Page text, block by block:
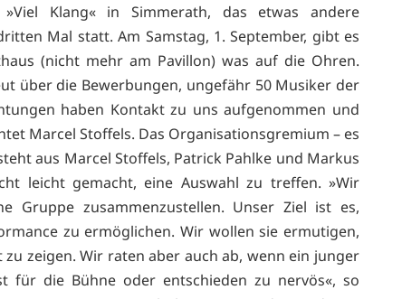
Klang« in Simmerath, das etwas andere
Mal statt. Am Samstag, 1. September, gibt es
(nicht mehr am Pavillon) was auf die Ohren.
über die Bewerbungen, ungefähr 50 Musiker der
haben Kontakt zu uns aufgenommen und
Marcel Stoffels. Das Organisationsgremium – es
aus Marcel Stoffels, Patrick Pahlke und Markus
leicht gemacht, eine Auswahl zu treffen. »Wir
Gruppe zusammenzustellen. Unser Ziel ist es,
zu ermöglichen. Wir wollen sie ermutigen,
zeigen. Wir raten aber auch ab, wenn ein junger
für die Bühne oder entschieden zu nervös«, so